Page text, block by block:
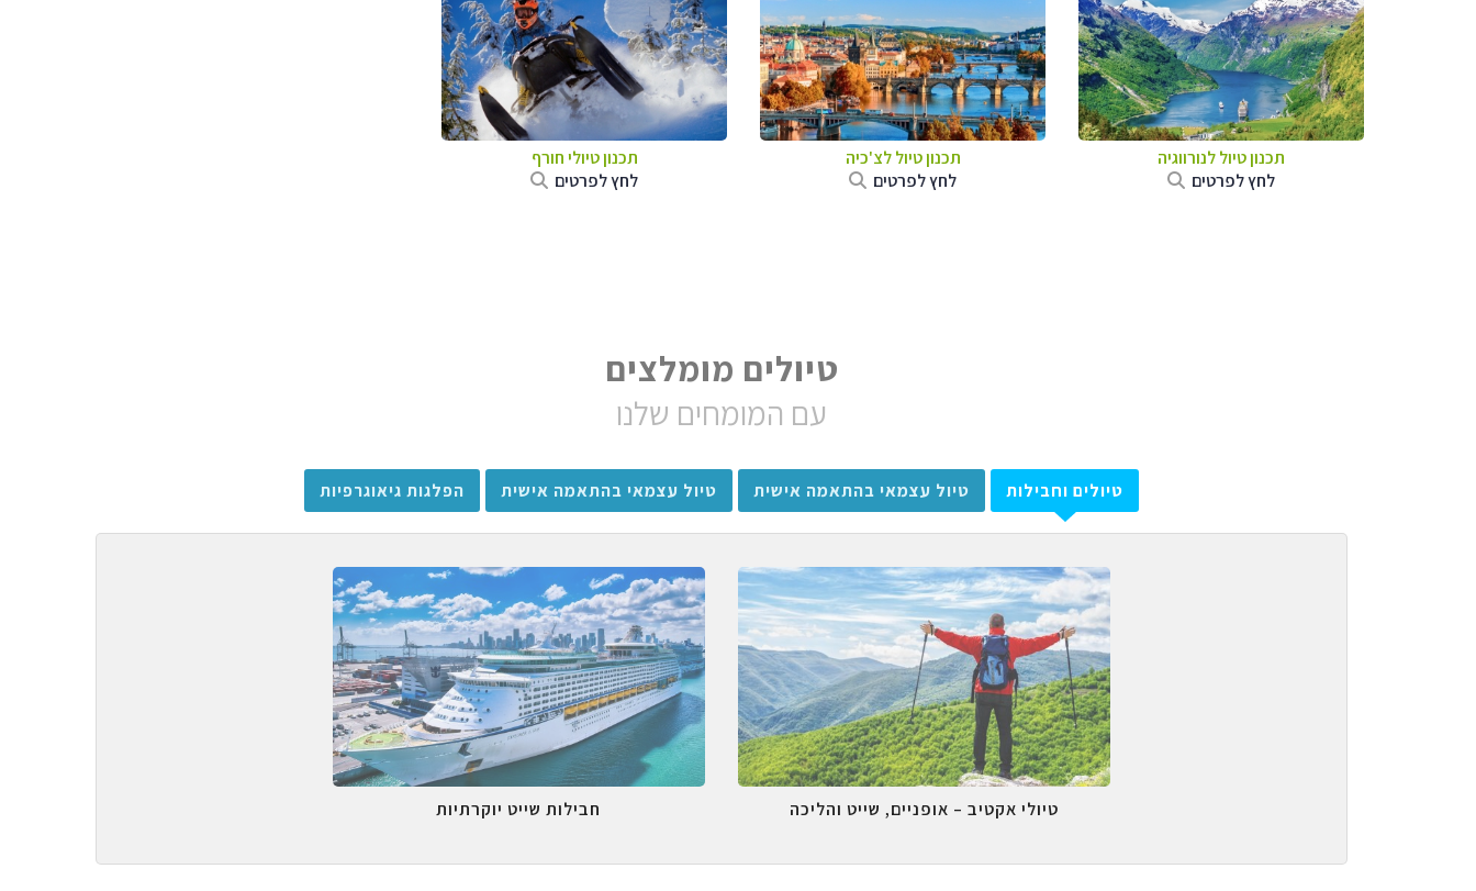
תכנון טיול לנורווגיה
לחץ לפרטים
תכנון טיול לצ'כיה
לחץ לפרטים
תכנון טיולי חורף
לחץ לפרטים
טיולים מומלצים
עם המומחים שלנו
טיולים וחבילות טיול עצמאי בהתאמה אישית טיול עצמאי בהתאמה אישית הפלגות גיאוגרפיות
טיולי אקטיב – אופניים, שייט והליכה חבילות שייט יוקרתיות